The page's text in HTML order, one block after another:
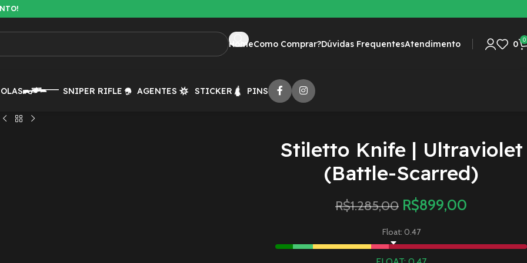
HomeComo Comprar?Dúvidas FrequentesAtendimento 0 0
SNIPER RIFLE AGENTES STICKER PINS
Stiletto Knife | Ultraviolet
(Battle-Scarred)
R$1.285,00 R$899,00
Float: 0.47